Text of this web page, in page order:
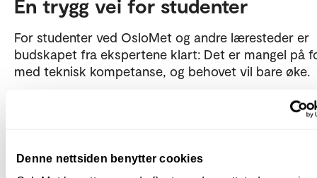
Denne nettsiden benytter cookies
En trygg vei for studenter
For studenter ved OsloMet og andre læresteder er
budskapet fra ekspertene klart: Det er mangel på
med teknisk kompetanse, og behovet vil bare øke.
– Uten at jeg kan spå fremtiden, vil jeg tro det er en
ganske trygg vei å gå. Det er en mangel på
hun gjerne skulle tatt flere realfag da hun var yngre.